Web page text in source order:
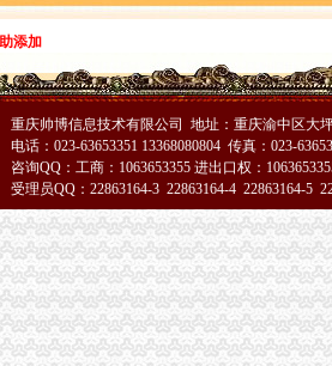
添加
重庆帅博信息技术有限公司 地址：重庆渝中区大
电话：023-63653351 13368080804 传真：023-
咨询QQ：工商：1063653355 进出口权：
受理员QQ：22863164-3 22863164-4 22863164-5